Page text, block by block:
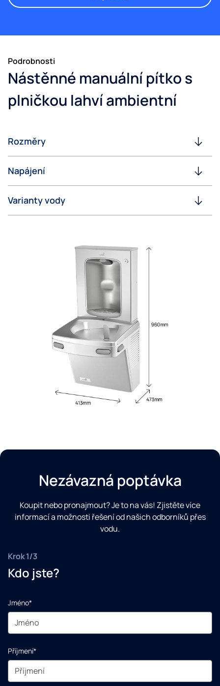
Podrobnosti
Nástěnné manuální pítko s
plničkou lahví ambientní
Rozměry
Napájení
Varianty vody
Nezávazná poptávka
Koupit nebo pronajmout? Je to na vás! Zjistěte více
informací a možnosti řešení od našich odborníků přes
vodu.
Krok 1/3
Kdo jste?
Jméno*
Příjmení*